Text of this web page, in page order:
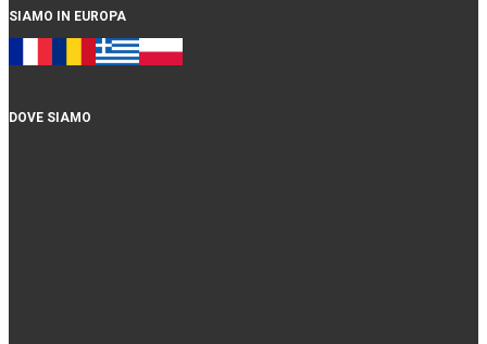
SIAMO IN EUROPA
DOVE SIAMO